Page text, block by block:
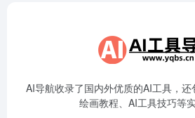
AI导航收录了国内外优质的AI工具，
绘画教程、AI工具技巧等实